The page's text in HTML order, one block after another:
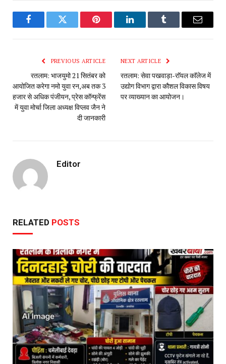
FacebookTwitter Pinterest LinkedInTumblr Email
PREVIOUS ARTICLE
रतलाम: भाजयुमो 21 सितंबर को
आयोजित करेगा नमो युवा रन,अब तक 3‌
हजार से अधिक पंजीयन, प्रेस कॉन्फ्रेंस
में युवा मोर्चा जिला अध्यक्ष विप्लव जैन ने
दी जानकारी
NEXT ARTICLE
रतलाम: सेवा पखवाड़ा-राॅयल काॅलेज में
उद्योग विभाग द्वारा कौशल विकास विषय
पर व्याख्यान का आयोजन।
Editor
RELATED POSTS